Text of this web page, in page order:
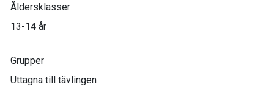
Åldersklasser
13-14 år
Grupper
Uttagna till tävlingen